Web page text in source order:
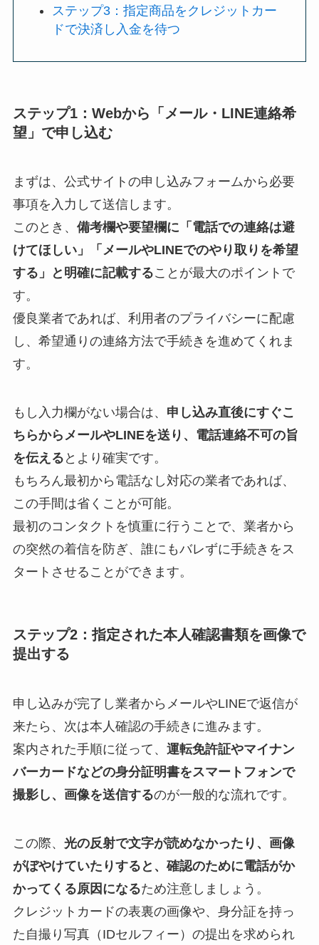
ステップ3：指定商品をクレジットカー
ドで決済し入金を待つ
ステップ1：Webから「メール・LINE連絡希
望」で申し込む
まずは、公式サイトの申し込みフォームから必要
事項を入力して送信します。
このとき、 備考欄や要望欄に「電話での連絡は避
けてほしい」「メールやLINEでのやり取りを希望
する」と明確に記載することが最大のポイントで
す。
優良業者であれば、利用者のプライバシーに配慮
し、希望通りの連絡方法で手続きを進めてくれま
す。
もし入力欄がない場合は、 申し込み直後にすぐこ
ちらからメールやLINEを送り、電話連絡不可の旨
を伝える とより確実です。
もちろん最初から電話なし対応の業者であれば、
この手間は省くことが可能。
最初のコンタクトを慎重に行うことで、業者から
の突然の着信を防ぎ、誰にもバレずに手続きをス
タートさせることができます。
ステップ2：指定された本人確認書類を画像で
提出する
申し込みが完了し業者からメールやLINEで返信が
来たら、次は本人確認の手続きに進みます。
案内された手順に従って、 運転免許証やマイナン
バーカードなどの身分証明書をスマートフォンで
撮影し、画像を送信するのが一般的な流れです。
この際、 光の反射で文字が読めなかったり、画像
がぼやけていたりすると、確認のために電話がか
かってくる原因になるため注意しましょう。
クレジットカードの表裏の画像や、身分証を持っ
た自撮り写真（IDセルフィー）の提出を求められ